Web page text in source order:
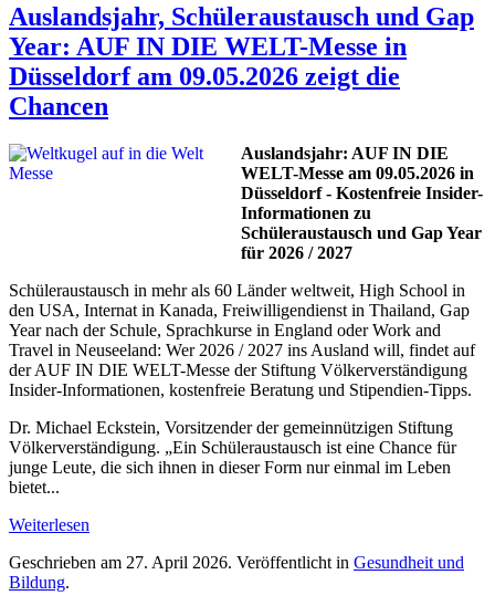
Auslandsjahr, Schüleraustausch und Gap
Year: AUF IN DIE WELT-Messe in
Düsseldorf am 09.05.2026 zeigt die
Chancen
Auslandsjahr: AUF IN DIE
WELT-Messe am 09.05.2026 in
Düsseldorf - Kostenfreie Insider-
Informationen zu
Schüleraustausch und Gap Year
für 2026 / 2027
Schüleraustausch in mehr als 60 Länder weltweit, High School in
den USA, Internat in Kanada, Freiwilligendienst in Thailand, Gap
Year nach der Schule, Sprachkurse in England oder Work and
Travel in Neuseeland: Wer 2026 / 2027 ins Ausland will, findet auf
der AUF IN DIE WELT-Messe der Stiftung Völkerverständigung
Insider-Informationen, kostenfreie Beratung und Stipendien-Tipps.
Dr. Michael Eckstein, Vorsitzender der gemeinnützigen Stiftung
Völkerverständigung. „Ein Schüleraustausch ist eine Chance für
junge Leute, die sich ihnen in dieser Form nur einmal im Leben
bietet...
Weiterlesen
Geschrieben am 27. April 2026. Veröffentlicht in Gesundheit und
Bildung.